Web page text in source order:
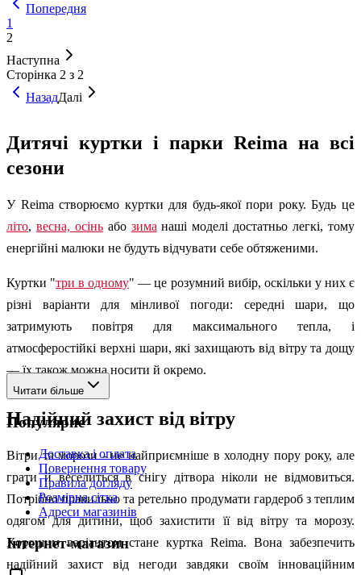
Попередня
1
2
Наступна
Сторінка 2 з 2
НазадДалі
Дитячі куртки і парки Reima на всі
сезони
У Reima створюємо куртки для будь-якої пори року. Будь це
літо, весна, осіньабо зима наші моделі достатньо легкі, тому
енергійні малюки не будуть відчувати себе обтяженими.
Куртки "три в одному" — це розумний вибір, оскільки у них є
різні варіанти для мінливої погоди: середні шари, що
затримують повітря для максимального тепла, і
атмосферостійкі верхні шари, які захищають від вітру та дощу
— їх також можна носити й окремо.
Надійний захист від вітру
Вітри та морози - не найприємніше в холодну пору року, але
грати й веселиться в снігу дітвора ніколи не відмовиться.
Потрібно правильно та ретельно продумати гардероб з теплим
одягом для дитини, щоб захистити її від вітру та морозу.
Хорошим варіантом стане куртка Reima. Вона забезпечить
надійний захист від негоди завдяки своїм інноваційним
Читати більше
Популярне
Доставка і оплата
Повернення товару
Правила догляду
Розмірна сітка
Адреси магазинів
Інтернет-магазин